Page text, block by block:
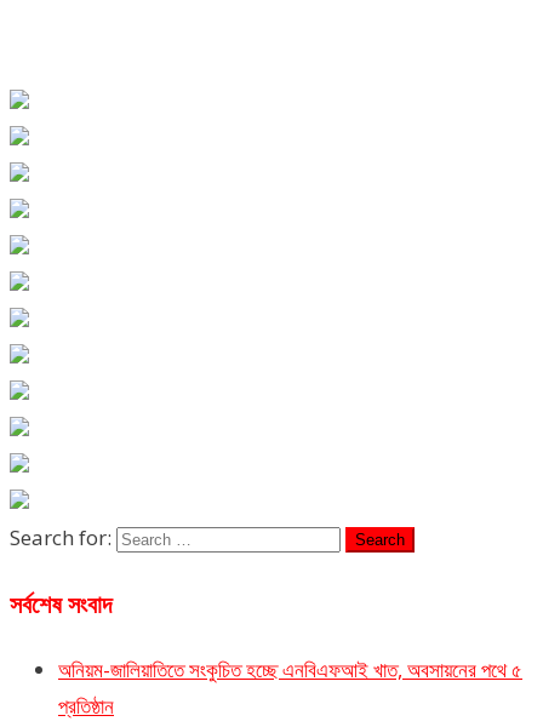
Search for:
সর্বশেষ সংবাদ
অনিয়ম-জালিয়াতিতে সংকুচিত হচ্ছে এনবিএফআই খাত, অবসায়নের পথে ৫
প্রতিষ্ঠান